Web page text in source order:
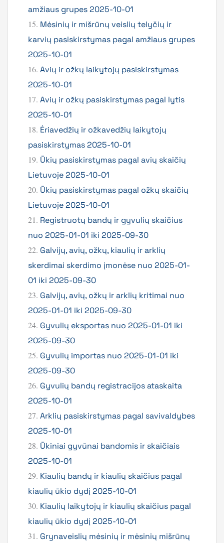
amžiaus grupes 2025-10-01
15. Mėsinių ir mišrūnų veislių telyčių ir
karvių pasiskirstymas pagal amžiaus grupes
2025-10-01
16. Avių ir ožkų laikytojų pasiskirstymas
2025-10-01
17. Avių ir ožkų pasiskirstymas pagal lytis
2025-10-01
18. Ėriavedžių ir ožkavedžių laikytojų
pasiskirstymas 2025-10-01
19. Ūkių pasiskirstymas pagal avių skaičių
Lietuvoje 2025-10-01
20. Ūkių pasiskirstymas pagal ožkų skaičių
Lietuvoje 2025-10-01
21. Registruotų bandų ir gyvulių skaičius
nuo 2025-01-01 iki 2025-09-30
22. Galvijų, avių, ožkų, kiaulių ir arklių
skerdimai skerdimo įmonėse nuo 2025-01-
01 iki 2025-09-30
23. Galvijų, avių, ožkų ir arklių kritimai nuo
2025-01-01 iki 2025-09-30
24. Gyvulių eksportas nuo 2025-01-01 iki
2025-09-30
25. Gyvulių importas nuo 2025-01-01 iki
2025-09-30
26. Gyvulių bandų registracijos ataskaita
2025-10-01
27. Arklių pasiskirstymas pagal savivaldybes
2025-10-01
28. Ūkiniai gyvūnai bandomis ir skaičiais
2025-10-01
29. Kiaulių bandų ir kiaulių skaičius pagal
kiaulių ūkio dydį 2025-10-01
30. Kiaulių laikytojų ir kiaulių skaičius pagal
kiaulių ūkio dydį 2025-10-01
31. Grynaveislių mėsinių ir mėsinių mišrūnų